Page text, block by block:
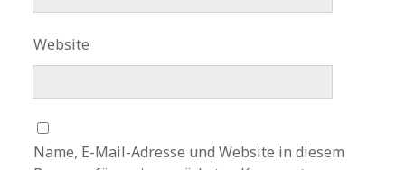
Website
Name, E-Mail-Adresse und Website in diesem